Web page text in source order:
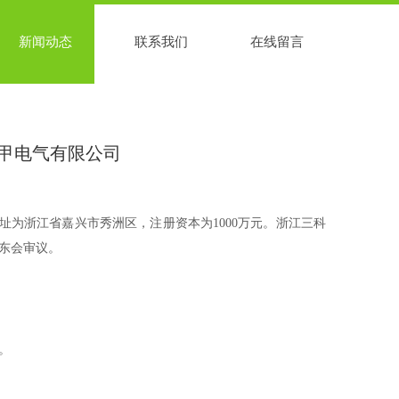
新闻动态 联系我们 在线留言
电气有限公司
浙江省嘉兴市秀洲区，注册资本为1000万元。浙江三科
会审议。